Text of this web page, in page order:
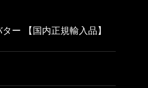
ー 【国内正規輸入品】